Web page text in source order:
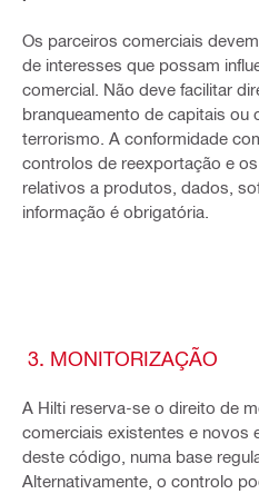
Os parceiros comerciais
de interesses que possam
comercial. Não deve facilitar
branqueamento de capitais ou
terrorismo. A conformidade
controlos de reexportação e
relativos a produtos, dados,
informação é obrigatória.
3. MONITORIZAÇÃO
A Hilti reserva-se o direito de
comerciais existentes e novos
deste código, numa base
Alternativamente, o controlo